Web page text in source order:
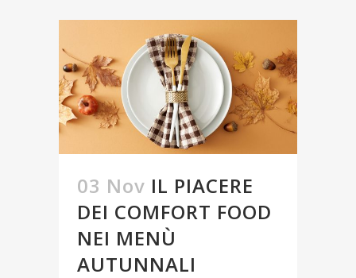
03 Nov IL PIACERE
DEI COMFORT FOOD
NEI MENÙ
AUTUNNALI